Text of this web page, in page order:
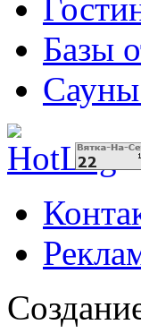
Базы